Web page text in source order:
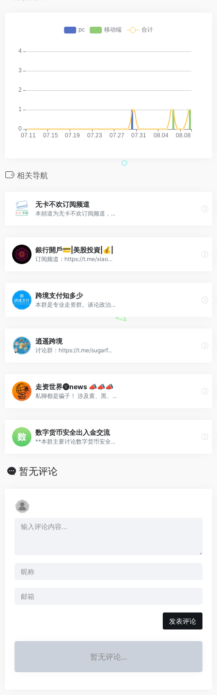
相关导航
无卡不欢订阅频道
本頻道为无卡不欢订阅频道，...
銀行開戶💳|美股投資|💰|
订阅频道：https://t.me/xiao...
跨境支付知多少
本群是专业走资群。谈论政治...
逍遥跨境
讨论群：https://t.me/sugarf...
走资世界🅥news 📣📣📣
私聊都是骗子！ 涉及黄、黑、...
数字货币安全出入金交流
**本群主要讨论数字货币安全...
暂无评论
发表评论
暂无评论...